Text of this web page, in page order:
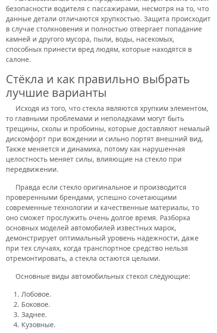
безопасности водителя с пассажирами, несмотря на то, что
данные детали отличаются хрупкостью. Защита происходит
в случае столкновения и полностью отвергает попадание
камней и другого мусора, пыли, воды, насекомых,
способных принести вред людям, которые находятся в
салоне.
Стёкла и как правильно выбрать
лучшие варианты
Исходя из того, что стекла являются хрупким элементом,
то главными проблемами и неполадками могут быть
трещины, сколы и пробоины, которые доставляют немалый
дискомфорт при вождении и сильно портят внешний вид.
Также меняется и динамика, потому как нарушенная
целостность меняет силы, влияющие на стекло при
передвижении.
Правда если стекло оригинальное и производится
проверенными брендами, успешно сочетающими
современные технологии и качественные материалы, то
оно сможет прослужить очень долгое время. Разборка
основных моделей автомобилей известных марок,
демонстрирует оптимальный уровень надежности, даже
при тех случаях, когда транспортное средство нельзя
отремонтировать, а стекла остаются целыми.
Основные виды автомобильных стекол следующие:
Лобовое.
Боковое.
Заднее.
Кузовные.